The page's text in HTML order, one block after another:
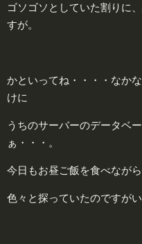
ゴソゴソとしていた割りに
すが。
かといってね・・・・なか
けに
うちのサーバーのデータベ
ぁ・・・。
今日もお昼ご飯を食べなが
色々と探っていたのですが